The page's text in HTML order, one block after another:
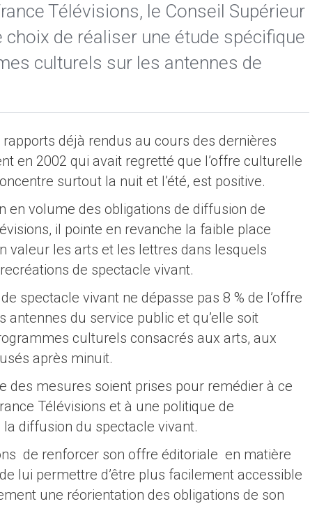
Télévisions, le Conseil Supérieur
choix de réaliser une étude spécifique
culturels sur les antennes de
déjà rendus au cours des dernières
en 2002 qui avait regretté que l’offre culturelle
surtout la nuit et l’été, est positive.
en volume des obligations de diffusion de
il pointe en revanche la faible place
valeur les arts et les lettres dans lesquels
de spectacle vivant.
spectacle vivant ne dépasse pas 8 % de l’offre
du service public et qu’elle soit
culturels consacrés aux arts, aux
après minuit.
des mesures soient prises pour remédier à ce
Télévisions et à une politique de
diffusion du spectacle vivant.
de renforcer son offre éditoriale en matière
lui permettre d’être plus facilement accessible
une réorientation des obligations de son